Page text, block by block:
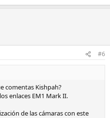
#6
comentas Kishpah?
enlaces EM1 Mark II.
de las cámaras con este